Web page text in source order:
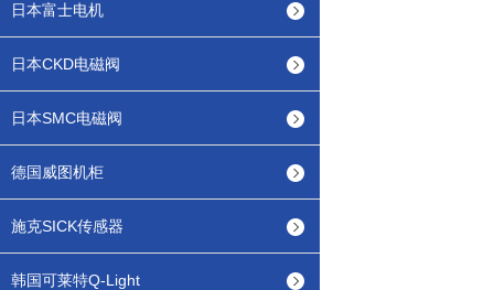
日本富士电机
日本CKD电磁阀
日本SMC电磁阀
德国威图机柜
施克SICK传感器
韩国可莱特Q-Light